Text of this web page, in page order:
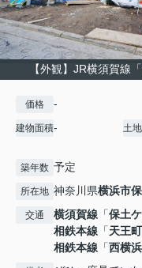
【外観】JR横須賀線
価格 -
建物面積- 土
築年数 予定
所在地 神奈川県横浜市
交通 横須賀線 「保土
相鉄本線 「天王町
相鉄本線 「西横浜